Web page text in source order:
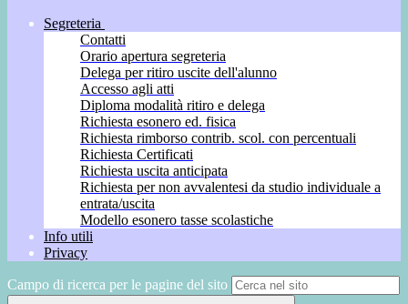
Segreteria
Contatti
Orario apertura segreteria
Delega per ritiro uscite dell'alunno
Accesso agli atti
Diploma modalità ritiro e delega
Richiesta esonero ed. fisica
Richiesta rimborso contrib. scol. con percentuali
Richiesta Certificati
Richiesta uscita anticipata
Richiesta per non avvalentesi da studio individuale a
entrata/uscita
Modello esonero tasse scolastiche
Info utili
Privacy
Campo di ricerca per le pagine del sito